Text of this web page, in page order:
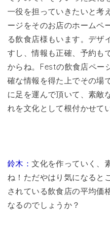
一役を担っていきたいと考
ージをそのお店のホームペ
る飲食店様もいます。デザ
すし、情報も正確、予約も
からね。Festの飲食店ペー
確な情報を得た上でその場
に足を運んで頂いて、素敵
れを文化として根付かせて
鈴木：文化を作っていく、
ね！ただやはり気になると
されている飲食店の平均価
なるのでしょうか？